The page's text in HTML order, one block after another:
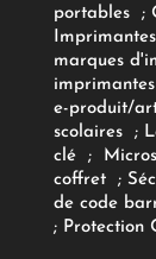
portables
;
Imprimantes
marques
imprimantes
e-produit/
scolaires;
clé
;
coffret ;
de code
; Protection